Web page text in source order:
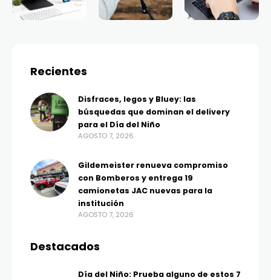
Recientes
Disfraces, legos y Bluey: las
búsquedas que dominan el delivery
para el Día del Niño
AGOSTO 7, 2026
Gildemeister renueva compromiso
con Bomberos y entrega 19
camionetas JAC nuevas para la
institución
AGOSTO 7, 2026
Destacados
Día del Niño: Prueba alguno de estos 7